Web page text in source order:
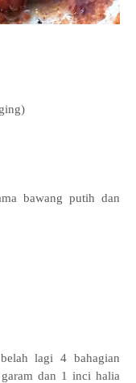
bawang putih dan
lagi 4 bahagian
dan 1 inci halia